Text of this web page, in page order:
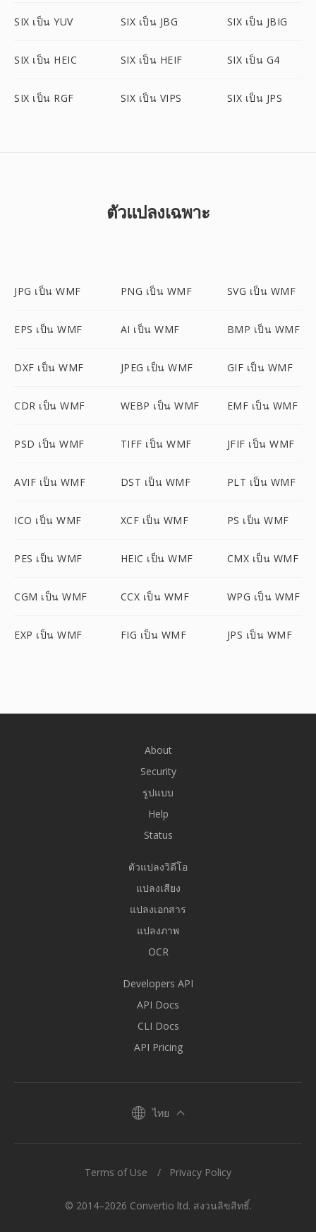
SIX เป็น YUV SIX เป็น JBG SIX เป็น JBIG
SIX เป็น HEIC SIX เป็น HEIF SIX เป็น G4
SIX เป็น RGF SIX เป็น VIPS SIX เป็น JPS
ตัวแปลงเฉพาะ
JPG เป็น WMF PNG เป็น WMF SVG เป็น WMF
EPS เป็น WMF AI เป็น WMF BMP เป็น WMF
DXF เป็น WMF JPEG เป็น WMF GIF เป็น WMF
CDR เป็น WMF WEBP เป็น WMF EMF เป็น WMF
PSD เป็น WMF TIFF เป็น WMF JFIF เป็น WMF
AVIF เป็น WMF DST เป็น WMF PLT เป็น WMF
ICO เป็น WMF XCF เป็น WMF PS เป็น WMF
PES เป็น WMF HEIC เป็น WMF CMX เป็น WMF
CGM เป็น WMF CCX เป็น WMF WPG เป็น WMF
EXP เป็น WMF FIG เป็น WMF JPS เป็น WMF
About
Security
รูปแบบ
Help
Status
ตัวแปลงวิดีโอ
แปลงเสียง
แปลงเอกสาร
แปลงภาพ
OCR
Developers API
API Docs
CLI Docs
API Pricing
ไทย
© 2014–2026 Convertio ltd. สงวนลิขสิทธิ์.
Terms of Use Privacy Policy